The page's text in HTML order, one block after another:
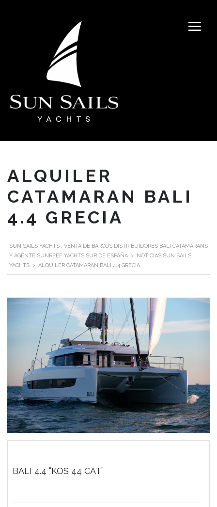
ALQUILER
CATAMARAN BALI
4.4 GRECIA
SUN SAILS YACHTS : VENTA DE BARCOS DISTRIBUIDORES BALI CATAMARANS
Y AGENTE SUNREEF YACHTS SUR DE ESPAÑA >
NOTICIAS SUN SAILS
YACHTS > ALQUILER CATAMARAN BALI 4.4 GRECIA
BALI 4.4 “KOS 44 CAT”